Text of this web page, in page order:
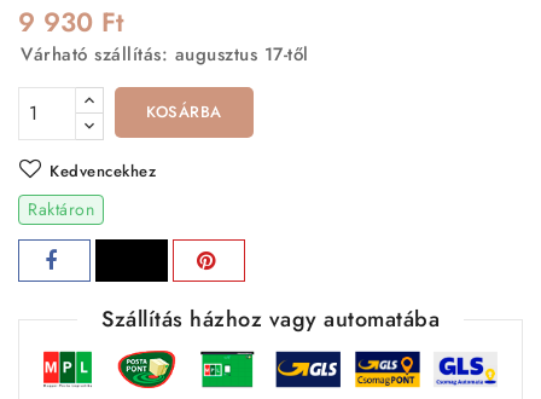
9 930 Ft
Várható szállítás: augusztus 17-től
KOSÁRBA
Kedvencekhez
Raktáron
Szállítás házhoz vagy automatába